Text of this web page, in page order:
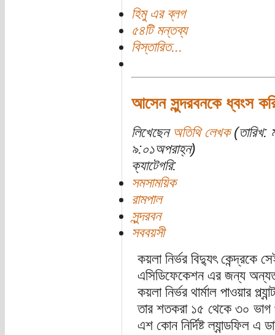
হিমু এর ব্লগ
৫৪টি মন্তব্য
বিস্তারিত...
আসেন সুন্দরবনকে ধ্বংস
লিখেছেন অতিথি লেখক(তারিখ:
৯:০১অপরাহ্ন)
ক্যাটেগরি:
সমসাময়িক
রামপাল
সুন্দরবন
সববয়সী
কয়লা নির্ভর বিদ্যুৎ কেন্দ্রকে
এসিডিফেকেশন এর জন্য
কয়লা নির্ভর থার্মাল পাওয়ার
তার শতকরা ১৫ থেকে ৩০
এশ কোন নির্দিষ্ট ল্যান্ডফিল এ